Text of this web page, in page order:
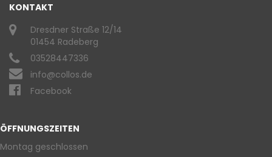
KONTAKT
Dresdner Straße 12/14
01454 Radeberg
03528447336
info@collos.de
Facebook
ÖFFNUNGSZEITEN
Montag geschlossen